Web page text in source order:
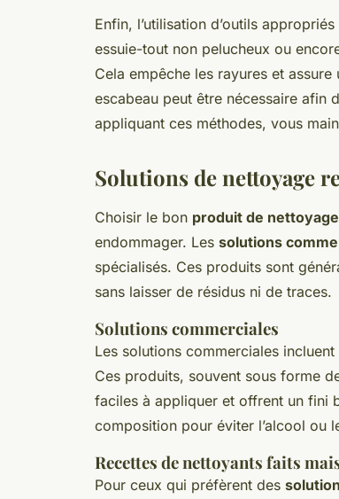
Enfin, l’utilisation d’outils
essuie-tout non pelucheux ou
Cela empêche les rayures et
escabeau peut être nécessaire afin
appliquant ces méthodes, vous
Solutions de nettoyage
Choisir le bon produit de nettoyage
endommager. Les solutions
spécialisés. Ces produits sont
sans laisser de résidus ni de traces.
Solutions commerciales
Les solutions commerciales
Ces produits, souvent sous forme
faciles à appliquer et offrent un fini
composition pour éviter l’alcool ou
Recettes de nettoyants faits
Pour ceux qui préfèrent des